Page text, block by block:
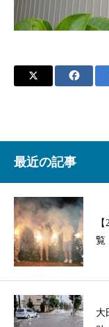
最近の記事
覧
大